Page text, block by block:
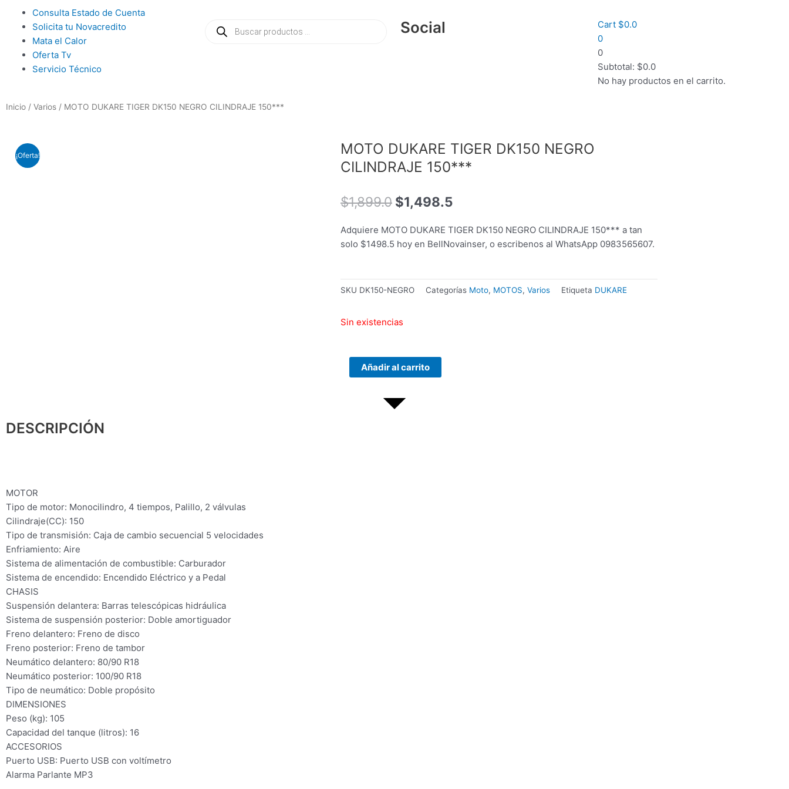
contenido
Main
Menu
Consulta Estado de Cuenta
Solicita tu Novacredito
Mata el Calor
Oferta Tv
Servicio Técnico
productos
Social Cart $0.0
0
0
Subtotal: $0.0
No hay productos en el carrito.
Inicio / Varios / MOTO DUKARE TIGER DK150 NEGRO CILINDRAJE 150***
¡Oferta!
MOTO DUKARE TIGER DK150 NEGRO
CILINDRAJE 150***
$1,899.0 El
original
era:
$1,498.5
actual
es:
Adquiere MOTO DUKARE TIGER DK150 NEGRO CILINDRAJE 150*** a tan
solo $1498.5 hoy en BellNovainser, o escribenos al WhatsApp 0983565607.
SKU DK150-NEGRO Categorías Moto, MOTOS, Varios Etiqueta DUKARE
Sin existencias
ENCLOUSER
TERRAX
Añadir al carrito
DESCRIPCIÓN
MOTOR
Tipo de motor: Monocilindro, 4 tiempos, Palillo, 2 válvulas
Cilindraje(CC): 150
Tipo de transmisión: Caja de cambio secuencial 5 velocidades
Enfriamiento: Aire
Sistema de alimentación de combustible: Carburador
Sistema de encendido: Encendido Eléctrico y a Pedal
CHASIS
Suspensión delantera: Barras telescópicas hidráulica
Sistema de suspensión posterior: Doble amortiguador
Freno delantero: Freno de disco
Freno posterior: Freno de tambor
Neumático delantero: 80/90 R18
Neumático posterior: 100/90 R18
Tipo de neumático: Doble propósito
DIMENSIONES
Peso (kg): 105
Capacidad del tanque (litros): 16
ACCESORIOS
Puerto USB: Puerto USB con voltímetro
Alarma Parlante MP3